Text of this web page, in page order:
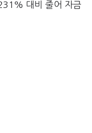
대비 줄어 자금